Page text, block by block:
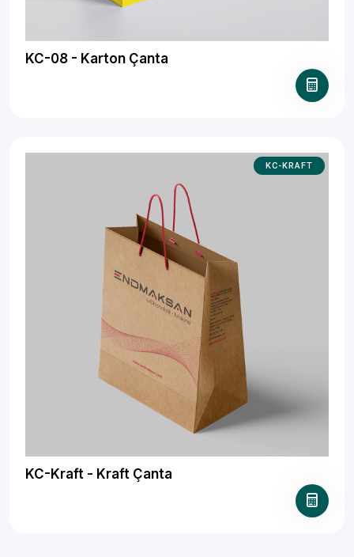
KC-08 - Karton Çanta
KC-KRAFT
KC-Kraft - Kraft Çanta